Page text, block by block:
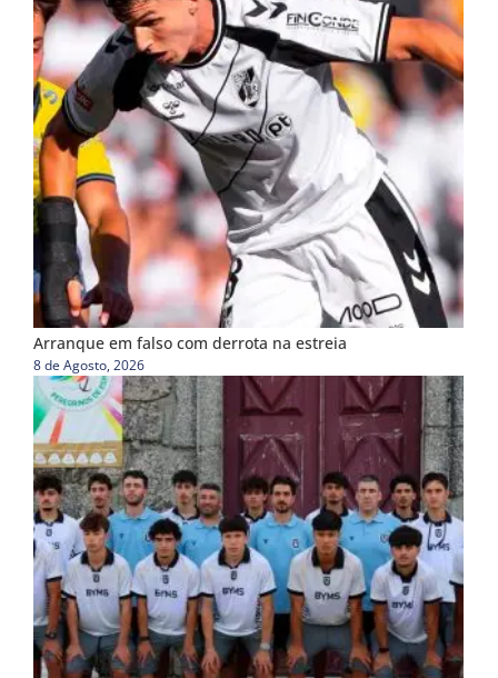
Arranque em falso com derrota na estreia
8 de Agosto, 2026